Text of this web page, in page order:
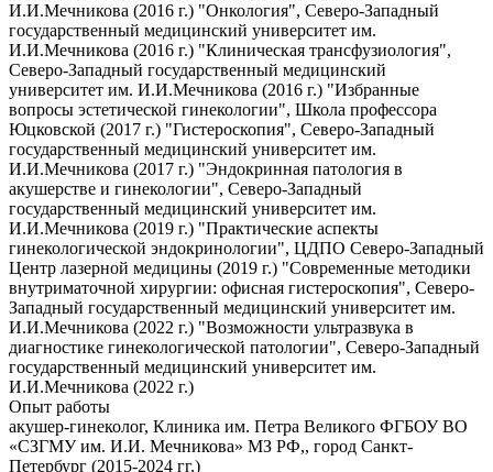
И.И.Мечникова (2016 г.) "Онкология", Северо-Западный
государственный медицинский университет им.
И.И.Мечникова (2016 г.) "Клиническая трансфузиология",
Северо-Западный государственный медицинский
университет им. И.И.Мечникова (2016 г.) "Избранные
вопросы эстетической гинекологии", Школа профессора
Юцковской (2017 г.) "Гистероскопия", Северо-Западный
государственный медицинский университет им.
И.И.Мечникова (2017 г.) "Эндокринная патология в
акушерстве и гинекологии", Северо-Западный
государственный медицинский университет им.
И.И.Мечникова (2019 г.) "Практические аспекты
гинекологической эндокринологии", ЦДПО Северо-Западный
Центр лазерной медицины (2019 г.) "Современные методики
внутриматочной хирургии: офисная гистероскопия", Северо-
Западный государственный медицинский университет им.
И.И.Мечникова (2022 г.) "Возможности ультразвука в
диагностике гинекологической патологии", Северо-Западный
государственный медицинский университет им.
И.И.Мечникова (2022 г.)
Опыт работы
акушер-гинеколог, Клиника им. Петра Великого ФГБОУ ВО
«СЗГМУ им. И.И. Мечникова» МЗ РФ,, город Санкт-
Петербург (2015-2024 гг.)